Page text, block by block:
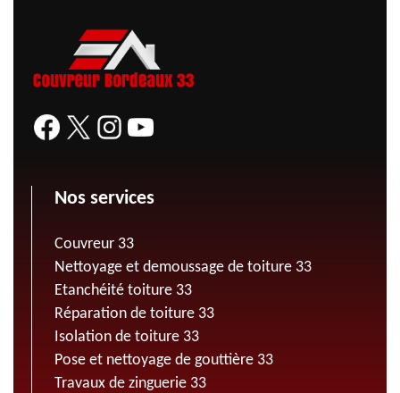
Nos services
Couvreur 33
Nettoyage et demoussage de toiture 33
Etanchéité toiture 33
Réparation de toiture 33
Isolation de toiture 33
Pose et nettoyage de gouttière 33
Travaux de zinguerie 33